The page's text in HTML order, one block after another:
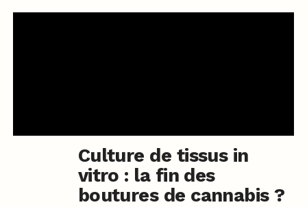
Culture de tissus in
vitro : la fin des
boutures de cannabis ?